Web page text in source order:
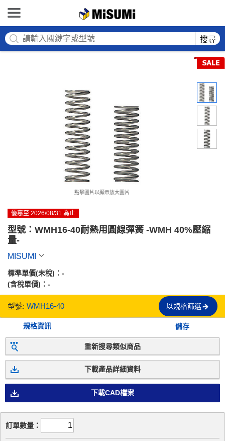
搜尋
點擊圖片以顯示放大圖片
優惠至 2026/08/31 為止
型號：WMH16-40耐熱用圓線彈簧 -WMH 40%壓縮
量-
MISUMI
標準單價(未稅)： -
(含稅單價)： -
型號: WMH16-40 以規格篩選
規格資訊 儲存
重新搜尋類似商品
下載產品詳細資料
下載CAD檔案
訂單數量：